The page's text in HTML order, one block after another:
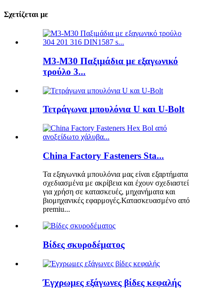
Σχετίζεται με
M3-M30 Παξιμάδια με εξαγωνικό
τρούλο 3...
Τετράγωνα μπουλόνια U και U-Bolt
China Factory Fasteners Sta...
Τα εξαγωνικά μπουλόνια μας είναι εξαρτήματα
σχεδιασμένα με ακρίβεια και έχουν σχεδιαστεί
για χρήση σε κατασκευές, μηχανήματα και
βιομηχανικές εφαρμογές.Κατασκευασμένο από
premiu...
Βίδες σκυροδέματος
Έγχρωμες εξάγωνες βίδες κεφαλής